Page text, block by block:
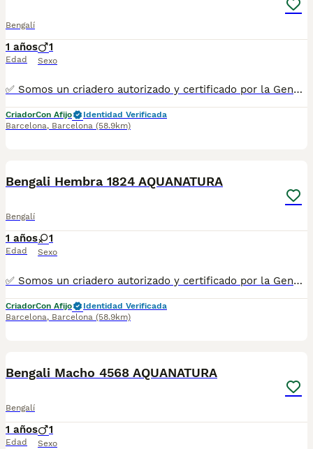
Bengalí
1 años
Edad
1
Sexo
✅ Somos un criadero autorizado y certificado por la Generalitat de Catalunya. ☎️ 933095977 📱 685878504 / 674320847 💻 www.aquanatura.es 🚙 Hacemos envíos 📌 Calle Roger de Flor 45, muy cerca del Arc de Triomf de Barcelona, de Lunes a Sábados, desde las 10h hasta las 20:00h. Se entregan con la mayoría de sus vacunas, desparasitados interna y externamente, con microchip y su registro, cartilla sanitaria y contrato de garantías, bajo la supervisión de nuestro equipo veterinario.
CriadorCon Afijo
Identidad Verificada
Barcelona, Barcelona (58.9km)
Bengali Hembra 1824 AQUANATURA
Bengalí
1 años
Edad
1
Sexo
✅ Somos un criadero autorizado y certificado por la Generalitat de Catalunya. ☎️ 933095977 📱 685878504 / 674320847 💻 www.aquanatura.es 🚙 Hacemos envíos 📌 Calle Roger de Flor 45, muy cerca del Arc de Triomf de Barcelona, de Lunes a Sábados, desde las 10h hasta las 20:00h. Se entregan con la mayoría de sus vacunas, desparasitados interna y externamente, con microchip y su registro, cartilla sanitaria y contrato de garantías, bajo la supervisión de nuestro equipo veterinario.
CriadorCon Afijo
Identidad Verificada
Barcelona, Barcelona (58.9km)
Bengali Macho 4568 AQUANATURA
Bengalí
1 años
Edad
1
Sexo